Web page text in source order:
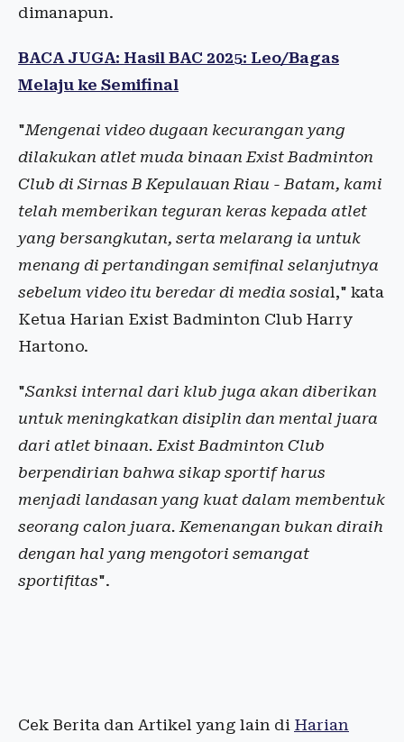
dimanapun.
BACA JUGA: Hasil BAC 2025: Leo/Bagas
Melaju ke Semifinal
"Mengenai video dugaan kecurangan yang
dilakukan atlet muda binaan Exist Badminton
Club di Sirnas B Kepulauan Riau - Batam, kami
telah memberikan teguran keras kepada atlet
yang bersangkutan, serta melarang ia untuk
menang di pertandingan semifinal selanjutnya
sebelum video itu beredar di media sosial," kata
Ketua Harian Exist Badminton Club Harry
Hartono.
"Sanksi internal dari klub juga akan diberikan
untuk meningkatkan disiplin dan mental juara
dari atlet binaan. Exist Badminton Club
berpendirian bahwa sikap sportif harus
menjadi landasan yang kuat dalam membentuk
seorang calon juara. Kemenangan bukan diraih
dengan hal yang mengotori semangat
sportifitas".
Cek Berita dan Artikel yang lain di Harian